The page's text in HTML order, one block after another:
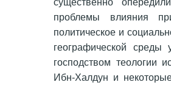
проблемы влияния
политическое и
географической
господством теологии
Ибн-Халдун и